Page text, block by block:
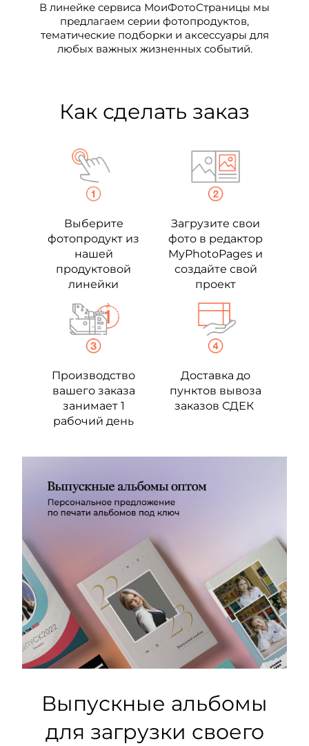
В линейке сервиса МоиФотоСтраницы мы
предлагаем серии фотопродуктов,
тематические подборки и аксессуары для
любых важных жизненных событий.
Как сделать заказ
Выберите
фотопродукт из
нашей
продуктовой
линейки
Загрузите свои
фото в редактор
MyPhotoPages и
создайте свой
проект
Производство
вашего заказа
занимает 1
рабочий день
Доставка до
пунктов вывоза
заказов СДЕК
Выпускные альбомы
для загрузки своего